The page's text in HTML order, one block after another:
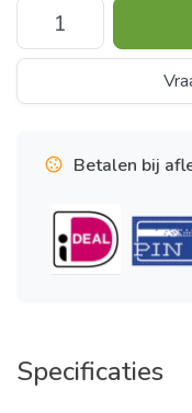
Betalen bij
Specificaties